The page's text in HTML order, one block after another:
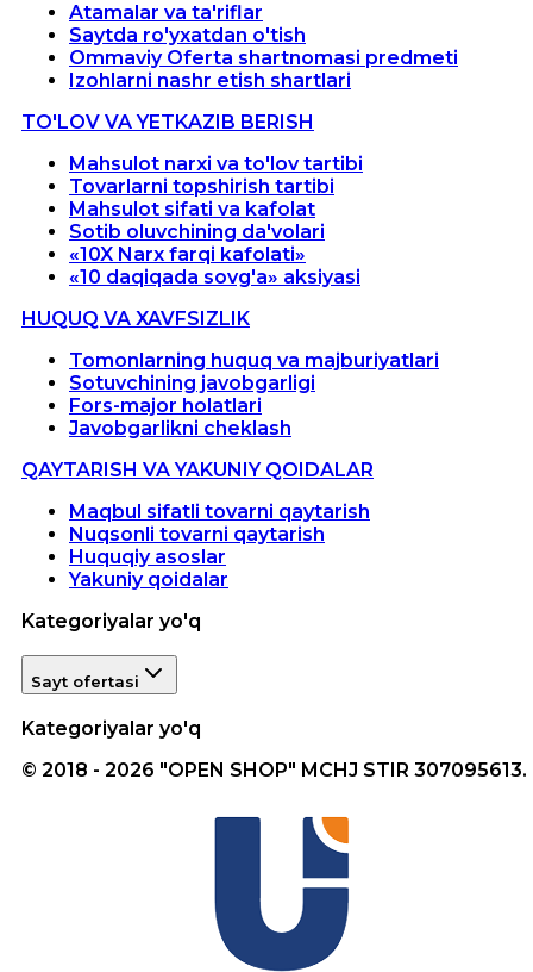
Atamalar va ta'riflar
Saytda ro'yxatdan o'tish
Ommaviy Oferta shartnomasi predmeti
Izohlarni nashr etish shartlari
TO'LOV VA YETKAZIB BERISH
Mahsulot narxi va to'lov tartibi
Tovarlarni topshirish tartibi
Mahsulot sifati va kafolat
Sotib oluvchining da'volari
«10X Narx farqi kafolati»
«10 daqiqada sovg'a» aksiyasi
HUQUQ VA XAVFSIZLIK
Tomonlarning huquq va majburiyatlari
Sotuvchining javobgarligi
Fors-major holatlari
Javobgarlikni cheklash
QAYTARISH VA YAKUNIY QOIDALAR
Maqbul sifatli tovarni qaytarish
Nuqsonli tovarni qaytarish
Huquqiy asoslar
Yakuniy qoidalar
Kategoriyalar yo'q
Sayt ofertasi
Kategoriyalar yo'q
© 2018 - 2026 "OPEN SHOP" MCHJ STIR 307095613.